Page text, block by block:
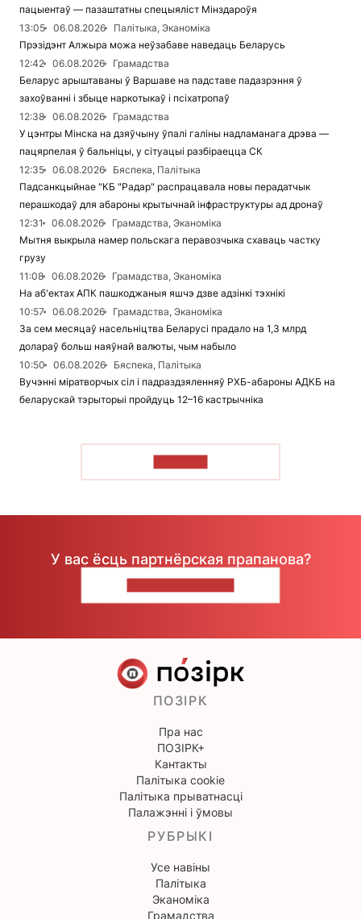
пацыентаў — пазаштатны спецыяліст Мінздароўя
13:05
06.08.2026
Палітыка, Эканоміка
Прэзідэнт Алжыра можа неўзабаве наведаць Беларусь
12:42
06.08.2026
Грамадства
Беларус арыштаваны ў Варшаве на падставе падазрэння ў
захоўванні і збыце наркотыкаў і псіхатропаў
12:38
06.08.2026
Грамадства
У цэнтры Мінска на дзяўчыну ўпалі галіны надламанага дрэва —
пацярпелая ў бальніцы, у сітуацыі разбіраецца СК
12:35
06.08.2026
Бяспека, Палітыка
Падсанкцыйнае "КБ "Радар" распрацавала новы перадатчык
перашкодаў для абароны крытычнай інфраструктуры ад дронаў
12:31
06.08.2026
Грамадства, Эканоміка
Мытня выкрыла намер польскага перавозчыка схаваць частку
грузу
11:08
06.08.2026
Грамадства, Эканоміка
На аб'ектах АПК пашкоджаныя яшчэ дзве адзінкі тэхнікі
10:57
06.08.2026
Грамадства, Эканоміка
За сем месяцаў насельніцтва Беларусі прадало на 1,3 млрд
долараў больш наяўнай валюты, чым набыло
10:50
06.08.2026
Бяспека, Палітыка
Вучэнні міратворчых сіл і падраздзяленняў РХБ-абароны АДКБ на
беларускай тэрыторыі пройдуць 12–16 кастрычніка
У вас ёсць партнёрская прапанова?
ПОЗІРК
Пра нас
ПОЗІРК+
Кантакты
Палітыка cookie
Палітыка прыватнасці
Палажэнні і ўмовы
РУБРЫКІ
Усе навіны
Палітыка
Эканоміка
Грамадства